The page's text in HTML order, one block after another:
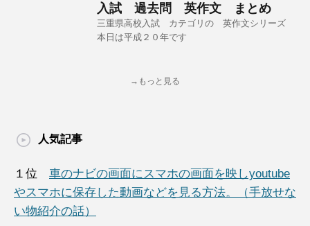
入試 過去問 英作文 まとめ
三重県高校入試 カテゴリの 英作文シリーズ
本日は平成２０年です
→もっと見る
人気記事
１位 車のナビの画面にスマホの画面を映しyoutube
やスマホに保存した動画などを見る方法。（手放せな
い物紹介の話）